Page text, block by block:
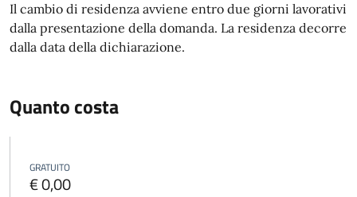
Il cambio di residenza avviene entro due giorni lavorativi
dalla presentazione della domanda. La residenza decorre
dalla data della dichiarazione.
Quanto costa
GRATUITO
€ 0,00